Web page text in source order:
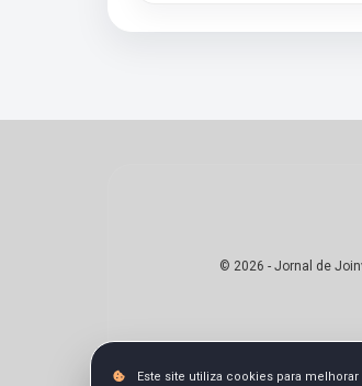
© 2026 - Jornal de
Este site utiliza cookies para